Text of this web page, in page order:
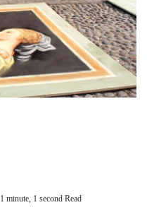
1 minute, 1 second Read